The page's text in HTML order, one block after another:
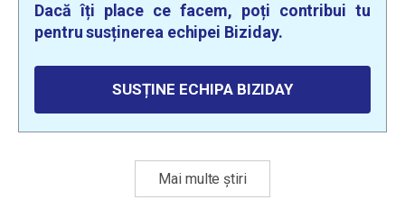
Dacă îți place ce facem, poți contribui tu
pentru susținerea echipei Biziday.
SUSȚINE ECHIPA BIZIDAY
Mai multe știri